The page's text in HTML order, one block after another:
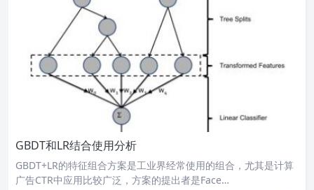
GBDT和LR结合使用分析
GBDT+LR的特征组合方案是工业界经常使用的组合，尤其是计算
广告CTR中应用比较广泛，方案的提出者是Face…